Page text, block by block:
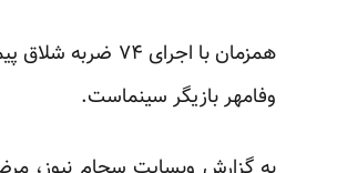
وفامهر بازیگر سینماست.